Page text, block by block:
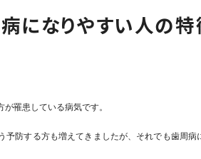
になりやすい人の
罹患している病気です。
予防する方も増えてきましたが、それでも歯周